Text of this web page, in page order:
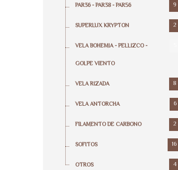
PAR36 - PAR38 - PAR56 9
SUPERLUX KRYPTON 2
VELA BOHEMIA - PELLIZCO -
GOLPE VIENTO
VELA RIZADA 8
VELA ANTORCHA 6
FILAMENTO DE CARBONO 2
SOFITOS 16
OTROS 4